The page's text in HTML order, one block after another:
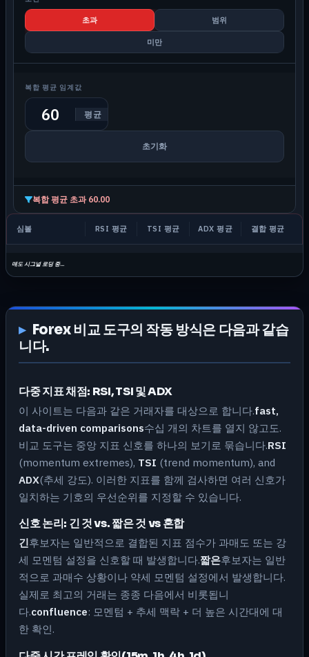
초과 범위
미만
복합 평균 임계값
평균
초기화
복합 평균 초과 60.00
심볼 RSI 평균 TSI 평균 ADX 평균 결합 평균
매도 시그널 로딩 중...
Forex 비교 도구의 작동 방식은 다음과 같습
니다.
다중 지표 채점: RSI, TSI 및 ADX
이 사이트는 다음과 같은 거래자를 대상으로 합니다.fast,
data-driven comparisons수십 개의 차트를 열지 않고도.
비교 도구는 중앙 지표 신호를 하나의 보기로 묶습니다.RSI
(momentum extremes), TSI (trend momentum), and
ADX(추세 강도). 이러한 지표를 함께 검사하면 여러 신호가
일치하는 기호의 우선순위를 지정할 수 있습니다.
신호 논리: 긴 것 vs. 짧은 것 vs 혼합
긴후보자는 일반적으로 결합된 지표 점수가 과매도 또는 강
세 모멘텀 설정을 신호할 때 발생합니다.짧은후보자는 일반
적으로 과매수 상황이나 약세 모멘텀 설정에서 발생합니다.
실제로 최고의 거래는 종종 다음에서 비롯됩니
다.confluence: 모멘텀 + 추세 맥락 + 더 높은 시간대에 대
한 확인.